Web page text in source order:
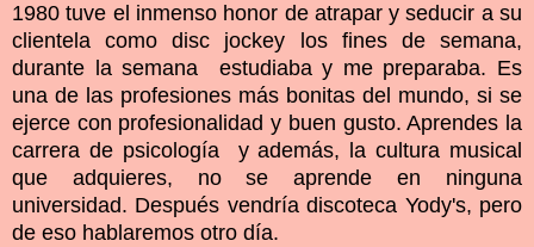
1980 tuve el inmenso honor de atrapar y seducir a su
clientela como disc jockey los fines de semana,
durante la semana estudiaba y me preparaba. Es
una de las profesiones más bonitas del mundo, si se
ejerce con profesionalidad y buen gusto. Aprendes la
carrera de psicología y además, la cultura musical
que adquieres, no se aprende en ninguna
universidad. Después vendría discoteca Yody's, pero
de eso hablaremos otro día.